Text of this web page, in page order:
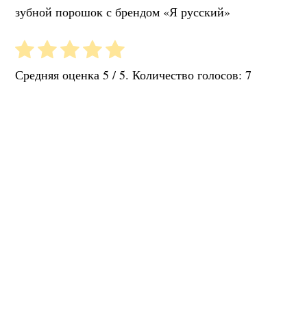
зубной порошок с брендом «Я русский»
Средняя оценка5 / 5. Количество голосов:7